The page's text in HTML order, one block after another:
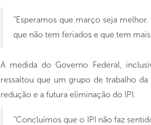
“Esperamos que março seja
que não tem feriados e que tem
A medida do Governo Federal,
ressaltou que um grupo de trabalho
redução e a futura eliminação do IPI.
“Concluímos que o IPI não faz